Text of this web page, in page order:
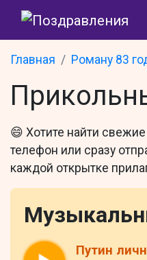
Главная Роману 83
😄 Хотите найти
телефон или сразу
каждой открытке
Путин